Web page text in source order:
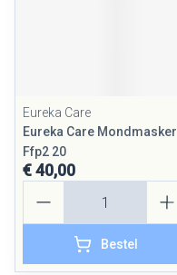
Eureka Care
Eureka Care Mondmasker
Ffp2 20
€ 40,00
Bestel